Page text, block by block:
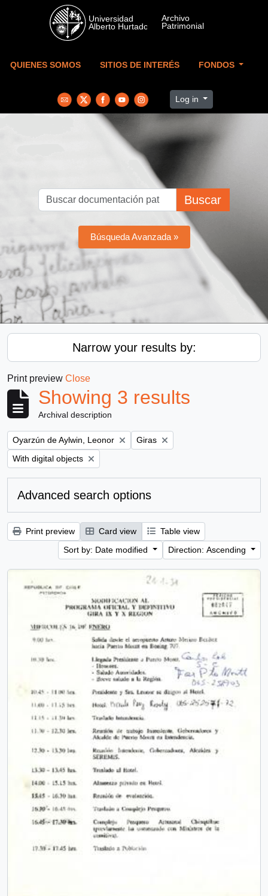
Skip to main content
QUIENES SOMOS SITIOS DE INTERÉS FONDOS
Log in
Buscar
Búsqueda Avanzada »
Narrow your results by:
Print preview Close
Showing 3 results
Archival description
Remove filter:
Oyarzún de Aylwin, Leonor Remove filter:
Giras
Remove filter:
With digital objects
Advanced search options
Print preview Card view
Table view
Sort by: Date modified
Direction: Ascending